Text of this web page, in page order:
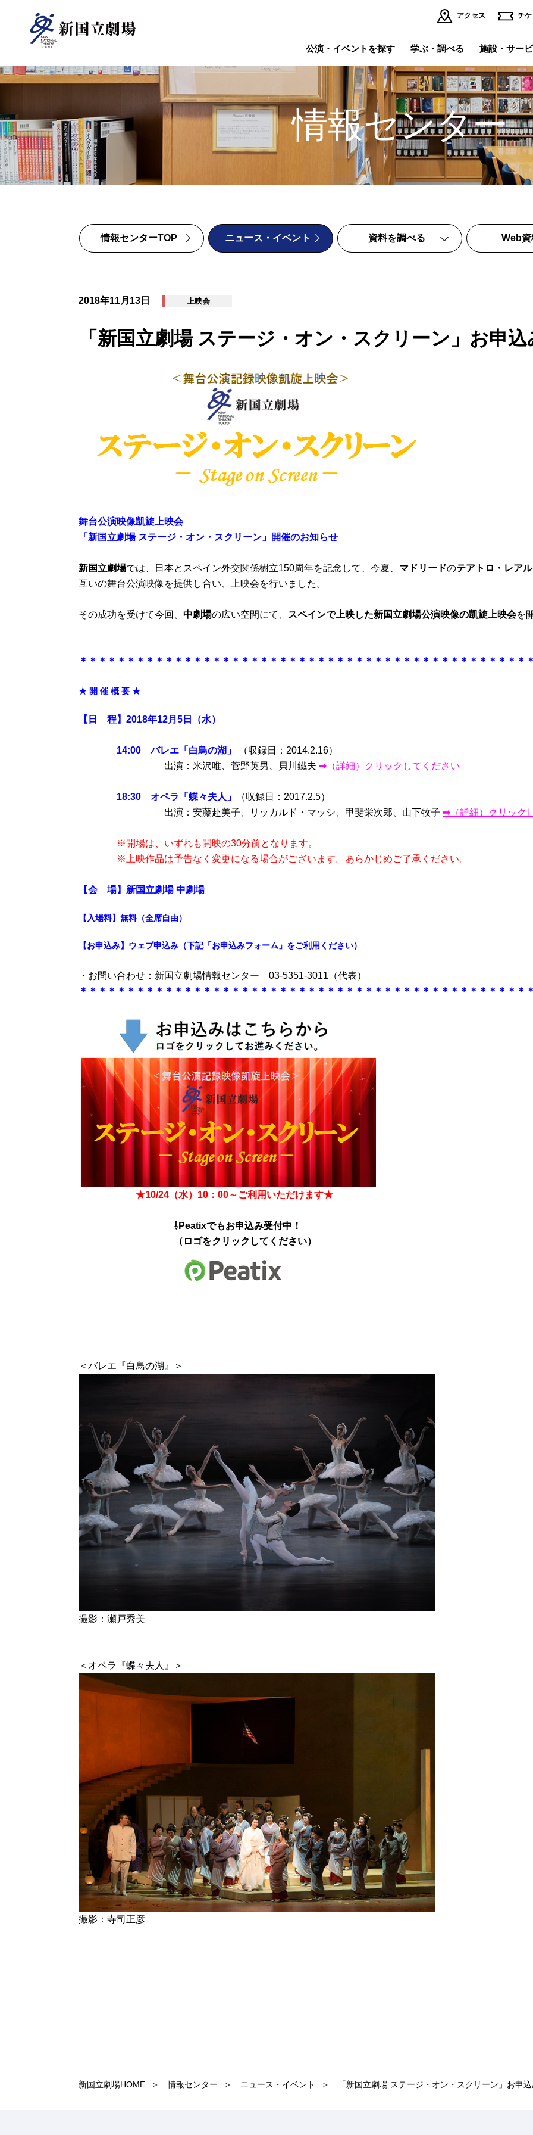
アクセス チケ
公演・イベントを探す
こ
学ぶ・調べる
イベント・講座
舞台写真・公演記録
公
オ
～『ウ
バ
～新国
施設・サー
オペラパレス
（座席表）
施設・サービスの
ご案内TOP
全館フロアマップ
レストラン・ブッフェ・ショップ
公開空地（初台アート・ロフト）
バ
託
商
ご支援のお願い
TOP
インターネット小口寄附 個人賛助会員になる
新国立劇場について
芸術監督
理事長挨拶
採用情報
運
情報センター
情報センターTOP ニュース・イベント 資料を調べる Web資
2018年11月13日 上映会
「新国立劇場 ステージ・オン・スクリーン」お申込
舞台公演映像凱旋上映会
「新国立劇場 ステージ・オン・スクリーン」開催のお知らせ
新国立劇場では、日本とスペイン外交関係樹立150周年を記念して、今夏、 マドリードのテアトロ・レアル
互いの舞台公演映像を提供し合い、上映会を行いました。
その成功を受けて今回、 中劇場の広い空間にて、 スペインで上映した新国立劇場公演映像の凱旋上映会を
＊＊＊＊＊＊＊＊＊＊＊＊＊＊＊＊＊＊＊＊＊＊＊＊＊＊＊＊＊＊＊＊＊＊＊＊＊＊＊＊＊＊＊＊＊＊＊
★ 開 催 概 要 ★
【日 程】 2018年12月5日（水）
14:00 バレエ「白鳥の湖」
（収録日：2014.2.16）
出演： 米沢唯、菅野英男、貝川鐵夫 ➡（詳細）クリックしてください
18:30 オペラ「蝶々夫人」
（収録日：2017.2.5）
出演：安藤赴美子、リッカルド・マッシ、 甲斐栄次郎、 山下牧子 ➡（詳細）クリック
※開場は、いずれも開映の30分前となります。
※上映作品は予告なく変更になる場合がございます。あらかじめご了承ください。
【会 場】新国立劇場 中劇場
【入場料】無料（全席自由）
【お申込み】ウェブ申込み（下記「お申込みフォーム」をご利用ください）
・お問い合わせ：新国立劇場情報センター 03-5351-3011（代表）
＊＊＊＊＊＊＊＊＊＊＊＊＊＊＊＊＊＊＊＊＊＊＊＊＊＊＊＊＊＊＊＊＊＊＊＊＊＊＊＊＊＊＊＊＊＊＊
★10/24（水）10：00～ご利用いただけます★
⇩Peatixでもお申込み受付中！
（ロゴをクリックしてください）
＜バレエ『白鳥の湖』＞
撮影：瀬戸秀美
＜オペラ『蝶々夫人』＞
撮影：寺司正彦
新国立劇場HOME 情報センター ニュース・イベント 「新国立劇場 ステージ・オン・スクリーン」お申込